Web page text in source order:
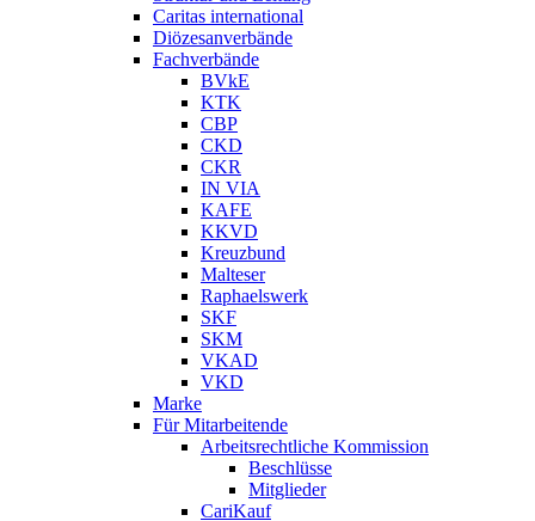
Caritas international
Diözesanverbände
Fachverbände
BVkE
KTK
CBP
CKD
CKR
IN VIA
KAFE
KKVD
Kreuzbund
Malteser
Raphaelswerk
SKF
SKM
VKAD
VKD
Marke
Für Mitarbeitende
Arbeitsrechtliche Kommission
Beschlüsse
Mitglieder
CariKauf